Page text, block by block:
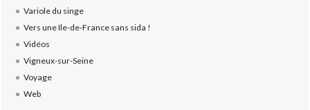
Variole du singe
Vers une Ile-de-France sans sida !
Vidéos
Vigneux-sur-Seine
Voyage
Web